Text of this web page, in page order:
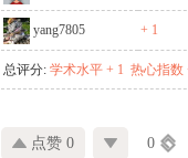
yang7805 + 1
总评分: 学术水平 + 1 热心指数
点赞 0 0